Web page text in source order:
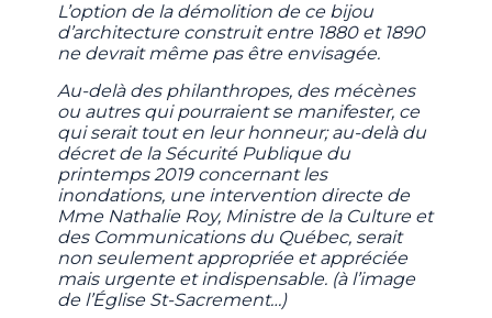
L’option de la démolition de ce bijou
d’architecture construit entre 1880 et 1890
ne devrait même pas être envisagée.
Au-delà des philanthropes, des mécènes
ou autres qui pourraient se manifester, ce
qui serait tout en leur honneur; au-delà du
décret de la Sécurité Publique du
printemps 2019 concernant les
inondations, une intervention directe de
Mme Nathalie Roy, Ministre de la Culture et
des Communications du Québec, serait
non seulement appropriée et appréciée
mais urgente et indispensable. (à l’image
de l’Église St-Sacrement…)